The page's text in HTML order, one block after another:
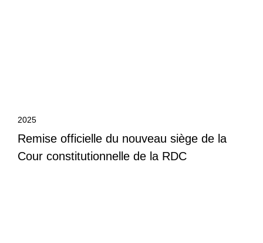
2025
Remise officielle du nouveau siège de la
Cour constitutionnelle de la RDC